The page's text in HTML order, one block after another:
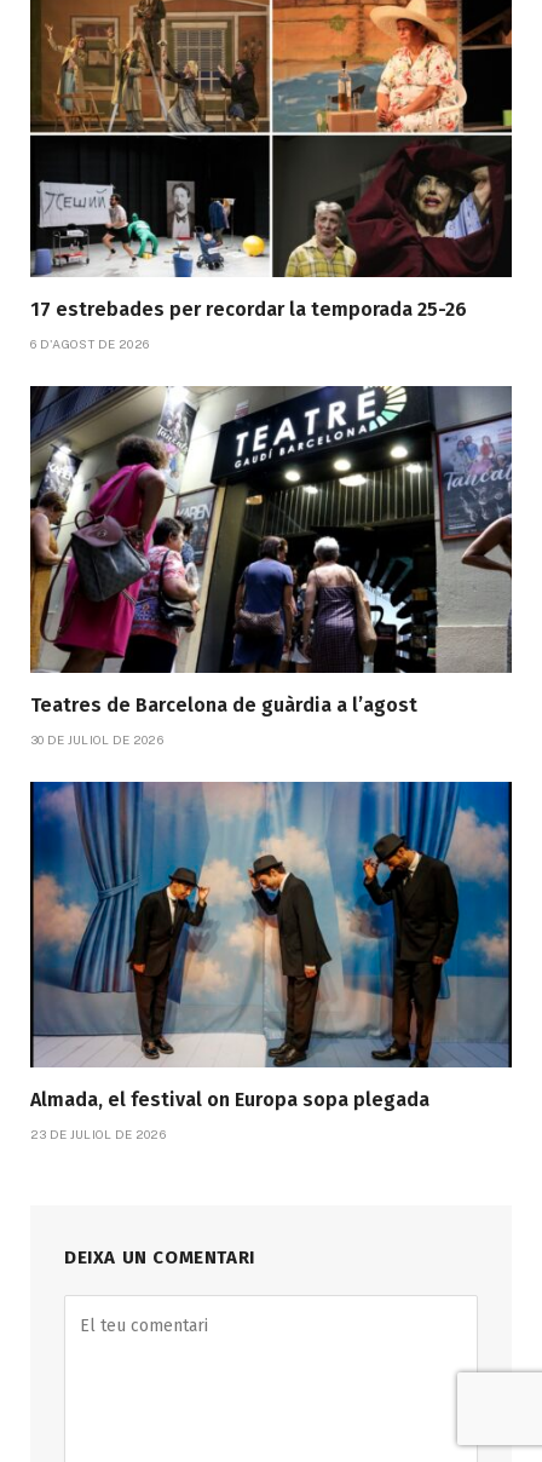
17 estrebades per recordar la temporada 25-26
6 D'AGOST DE 2026
Teatres de Barcelona de guàrdia a l’agost
30 DE JULIOL DE 2026
Almada, el festival on Europa sopa plegada
23 DE JULIOL DE 2026
DEIXA UN COMENTARI